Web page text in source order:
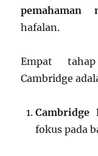
pemahaman
hafalan.
Empat
Cambridge
fokus pada